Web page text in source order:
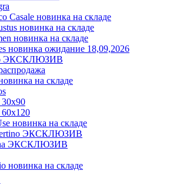
Casale новинка на складе
новинка на складе
новинка на складе
новинка ожидание 18,09,2026
ЭКСКЛЮЗИВ
на складе
новинка на складе
ЭКСКЛЮЗИВ
ЭКСКЛЮЗИВ
новинка на складе